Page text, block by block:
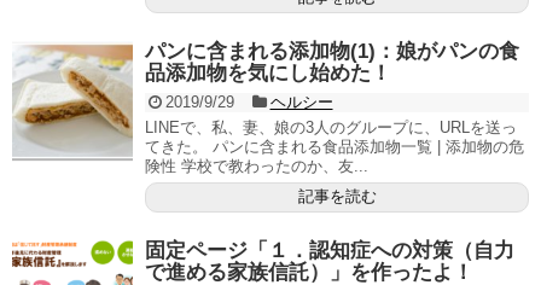
パンに含まれる添加物(1)：娘がパンの食
品添加物を気にし始めた！
2019/9/29
ヘルシー
LINEで、私、妻、娘の3人のグループに、URLを送っ
てきた。 パンに含まれる食品添加物一覧 | 添加物の危
険性 学校で教わったのか、友...
記事を読む
固定ページ「１．認知症への対策（自力
で進める家族信託）」を作ったよ！